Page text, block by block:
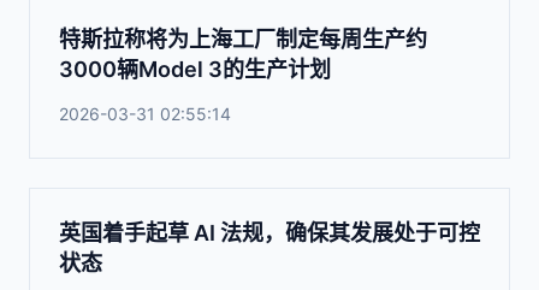
特斯拉称将为上海工厂制定每周生产约
3000辆Model 3的生产计划
2026-03-31 02:55:14
英国着手起草 AI 法规，确保其发展处于可控
状态